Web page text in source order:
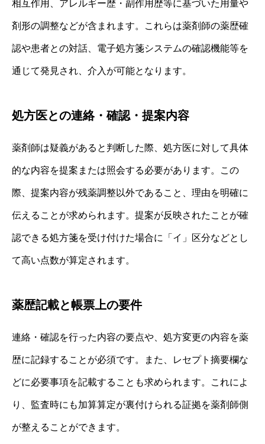
相互作用、アレルギー歴・副作用歴等に基づいた用量や
剤形の調整などが含まれます。これらは薬剤師の薬歴確
認や患者との対話、電子処方箋システムの確認機能等を
通じて発見され、介入が可能となります。
処方医との連絡・確認・提案内容
薬剤師は疑義があると判断した際、処方医に対して具体
的な内容を提案または照会する必要があります。この
際、提案内容が残薬調整以外であること、理由を明確に
伝えることが求められます。提案が反映されたことが確
認できる処方箋を受け付けた場合に「イ」区分などとし
て高い点数が算定されます。
薬歴記載と帳票上の要件
連絡・確認を行った内容の要点や、処方変更の内容を薬
歴に記録することが必須です。また、レセプト摘要欄な
どに必要事項を記載することも求められます。これによ
り、監査時にも加算算定が裏付けられる証拠を薬剤師側
が整えることができます。